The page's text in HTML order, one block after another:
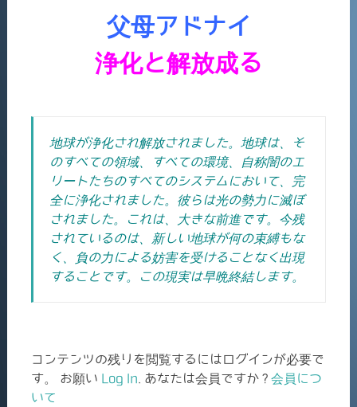
父母アドナイ
浄化と解放成る
地球が浄化され解放されました。地球は、そ
のすべての領域、すべての環境、自称闇のエ
リートたちのすべてのシステムにおいて、完
全に浄化されました。彼らは光の勢力に滅ぼ
されました。これは、大きな前進です。今残
されているのは、新しい地球が何の束縛もな
く、負の力による妨害を受けることなく出現
することです。
この現実は早晩終結します。
コンテンツの残りを閲覧するにはログインが必要で
す。 お願い Log In . あなたは会員ですか ? 会員につ
いて